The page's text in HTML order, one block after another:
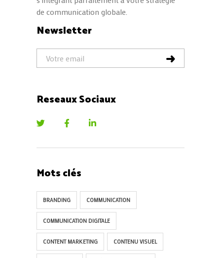
de communication globale.
Newsletter
Reseaux Sociaux
Mots clés
BRANDING COMMUNICATION
COMMUNICATION DIGITALE
CONTENT MARKETING CONTENU VISUEL